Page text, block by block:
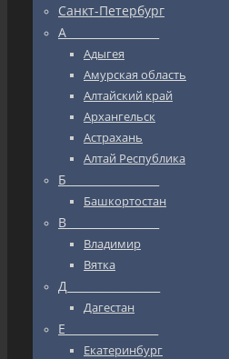
Санкт-Петербург
А_________________
Адыгея
Амурская область
Алтайский край
Архангельск
Астрахань
Алтай Республика
Б_________________
Башкортостан
В_________________
Владимир
Вятка
Д_________________
Дагестан
Е_________________
Екатеринбург